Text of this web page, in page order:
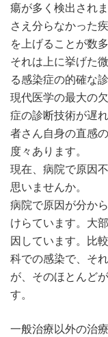
瘍が多く検出され
さえ分らなかった
を上げることが数
それは上に挙げた
る感染症の的確な
現代医学の最大の
症の診断技術が遅
者さん自身の直感
度々あります。
現在、病院で原因
思いませんか。
病院で原因が分か
けらています。大
因しています。比
科での感染で、そ
が、そのほとんど
す。
一般治療以外の治